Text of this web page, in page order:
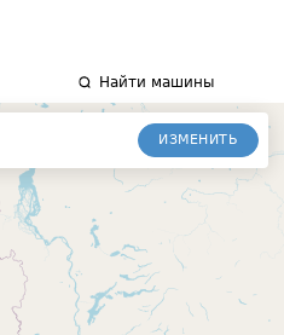
Найти машины
ИЗМЕНИТЬ